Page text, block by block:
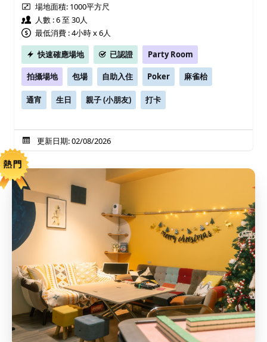
場地面積: 1000平方尺
人數 : 6 至 30人
最低消費 : 4小時 x 6人
快速確應場地
已認證 Party Room
拍攝場地 包場 自助入住 Poker 麻雀枱
通宵 生日 親子 (小朋友) 打卡
更新日期: 02/08/2026